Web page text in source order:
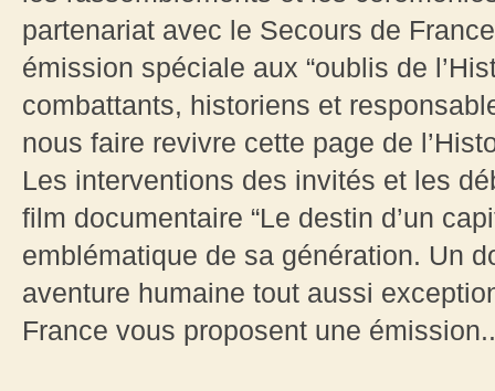
partenariat avec le Secours de
émission spéciale aux “oublis de
combattants, historiens et
nous faire revivre cette page de
Les interventions des invités et les
film documentaire “Le destin d’un
emblématique de sa génération. Un
aventure humaine tout aussi
France vous proposent une